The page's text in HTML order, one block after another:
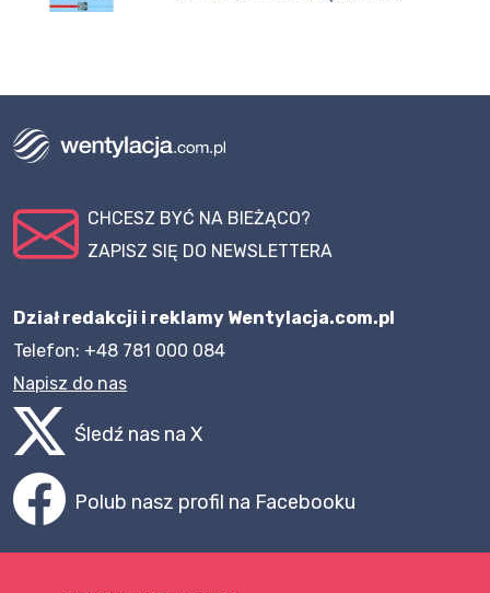
CHCESZ BYĆ NA BIEŻĄCO?
ZAPISZ SIĘ DO NEWSLETTERA
Dział redakcji i reklamy Wentylacja.com.pl
Telefon: +48 781 000 084
Napisz do nas
Śledź nas na X
Polub nasz profil na Facebooku